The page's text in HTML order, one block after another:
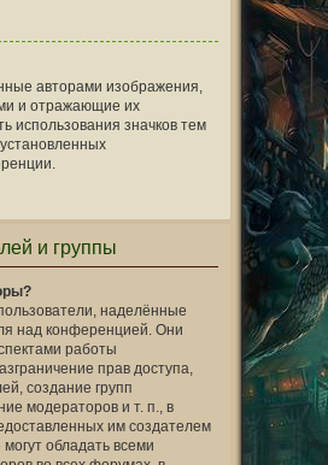
авторами изображения,
и отражающие их
использования значков тем
и группы
наделённые
над конференцией. Они
работы
прав доступа,
создание групп
модераторов и т. п., в
им создателем
обладать всеми